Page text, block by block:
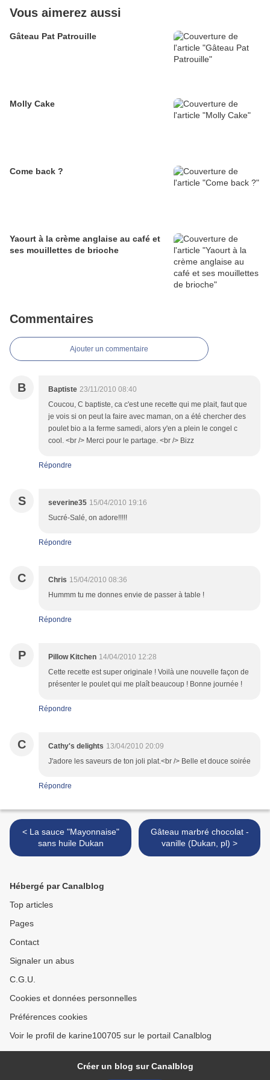
Vous aimerez aussi
Gâteau Pat Patrouille
Molly Cake
Come back ?
Yaourt à la crème anglaise au café et
ses mouillettes de brioche
Commentaires
Ajouter un commentaire
B Baptiste 23/11/2010 08:40
Coucou, C baptiste, ca c'est une recette qui me plait, faut que
je vois si on peut la faire avec maman, on a été chercher des
poulet bio a la ferme samedi, alors y'en a plein le congel c
cool. <br /> Merci pour le partage. <br /> Bizz
Répondre
S severine35 15/04/2010 19:16
Sucré-Salé, on adore!!!!!
Répondre
C Chris 15/04/2010 08:36
Hummm tu me donnes envie de passer à table !
Répondre
P Pillow Kitchen 14/04/2010 12:28
Cette recette est super originale ! Voilà une nouvelle façon de
présenter le poulet qui me plaît beaucoup ! Bonne journée !
Répondre
C Cathy's delights 13/04/2010 20:09
J'adore les saveurs de ton joli plat.<br /> Belle et douce soirée
Répondre
< La sauce "Mayonnaise"
sans huile Dukan
Gâteau marbré chocolat -
vanille (Dukan, pl) >
Hébergé par Canalblog
Top articles
Pages
Contact
Signaler un abus
C.G.U.
Cookies et données personnelles
Préférences cookies
Voir le profil de karine100705 sur le portail Canalblog
Créer un blog sur Canalblog